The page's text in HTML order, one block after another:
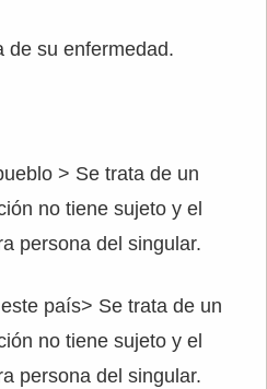
de su enfermedad.
> Se trata de un
no tiene sujeto y el
persona del singular.
país> Se trata de un
no tiene sujeto y el
persona del singular.